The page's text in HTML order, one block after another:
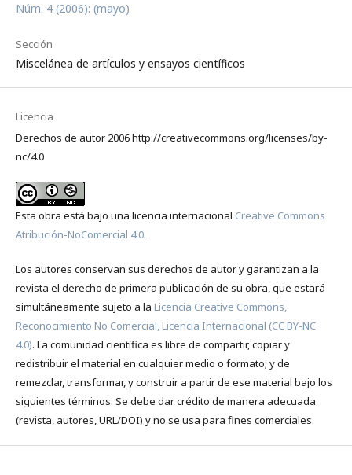
Núm. 4 (2006): (mayo)
Sección
Miscelánea de artículos y ensayos científicos
Licencia
Derechos de autor 2006 http://creativecommons.org/licenses/by-
nc/4.0
Esta obra está bajo una licencia internacional Creative Commons
Atribución-NoComercial 4.0.
Los autores conservan sus derechos de autor y garantizan a la
revista el derecho de primera publicación de su obra, que estará
simultáneamente sujeto a la Licencia Creative Commons,
Reconocimiento No Comercial, Licencia Internacional (CC BY-NC
4.0). La comunidad científica es libre de compartir, copiar y
redistribuir el material en cualquier medio o formato; y de
remezclar, transformar, y construir a partir de ese material bajo los
siguientes términos: Se debe dar crédito de manera adecuada
(revista, autores, URL/DOI) y no se usa para fines comerciales.